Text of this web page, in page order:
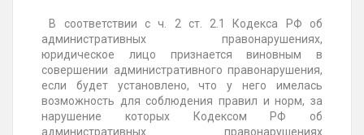
В соответствии с ч. 2 ст. 2.1 Кодекса РФ об
административных правонарушениях,
юридическое лицо признается виновным в
совершении административного правонарушения,
если будет установлено, что у него имелась
возможность для соблюдения правил и норм, за
нарушение которых Кодексом РФ об
административных правонарушениях